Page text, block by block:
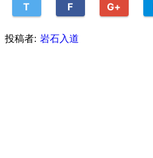
T F G+
投稿者: 岩石入道